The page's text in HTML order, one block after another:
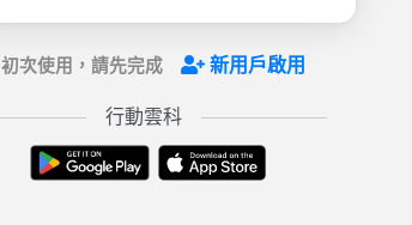
初次使用，請先完成 新用戶啟用
行動雲科